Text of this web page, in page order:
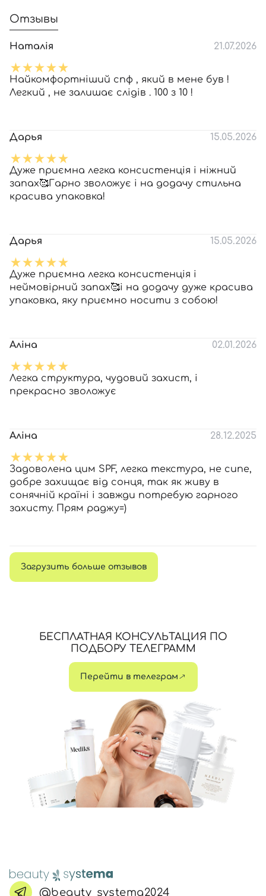
Отзывы
Наталія 21.07.2026
Найкомфортніший спф , який в мене був !
Легкий , не залишає слідів . 100 з 10 !
Дарья 15.05.2026
Дуже приємна легка консистенція і ніжний
запах🥰Гарно зволожує і на додачу стильна
красива упаковка!
Дарья 15.05.2026
Дуже приємна легка консистенція і
неймовірний запах🥰і на додачу дуже красива
упаковка, яку приємно носити з собою!
Аліна 02.01.2026
Легка структура, чудовий захист, і
прекрасно зволожує
Аліна 28.12.2025
Задоволена цим SPF, легка текстура, не сипе,
добре захищає від сонця, так як живу в
сонячній країні і завжди потребую гарного
захисту. Прям раджу=)
Загрузить больше отзывов
БЕСПЛАТНАЯ КОНСУЛЬТАЦИЯ ПО
ПОДБОРУ ТЕЛЕГРАММ
Перейти в телеграм
@beauty_systema2024